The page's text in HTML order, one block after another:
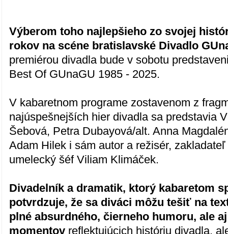
Výberom toho najlepšieho zo svojej
rokov na scéne bratislavské Divadlo
premiérou divadla bude v sobotu
Best Of GUnaGU 1985 - 2025.
V kabaretnom programe zostavenom z
najúspešnejších hier divadla sa predstavia
Šebová, Petra Dubayová/alt. Anna
Adam Hilek i sám autor a režisér,
umelecký šéf Viliam Klimáček.
Divadelník a dramatik, ktorý kabaretom
potvrdzuje, že sa diváci môžu tešiť na
plné absurdného, čierneho humoru, ale
momentov reflektujúcich históriu divadla,